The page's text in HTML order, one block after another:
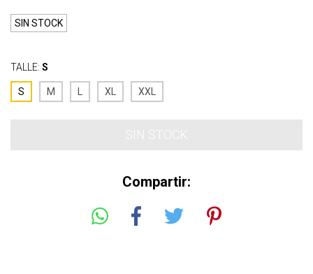
SIN STOCK
TALLE: S
S M XL XXL
Compartir: